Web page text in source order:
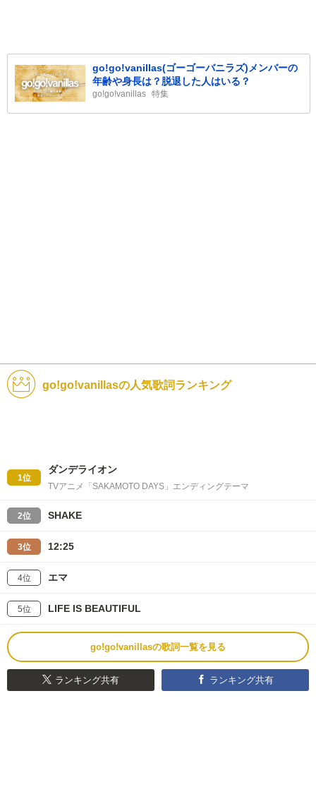
go!go!vanillas(ゴーゴーバニラズ)メンバーの
年齢や身長は？脱退した人はいる？
go!go!vanillas 特集
go!go!vanillasの人気歌詞ランキング
1位
ダンデライオン
TVアニメ「SAKAMOTO DAYS」エンディングテーマ
2位 SHAKE
3位 12:25
4位 エマ
5位 LIFE IS BEAUTIFUL
go!go!vanillasの歌詞一覧を見る
ランキング共有 ランキング共有